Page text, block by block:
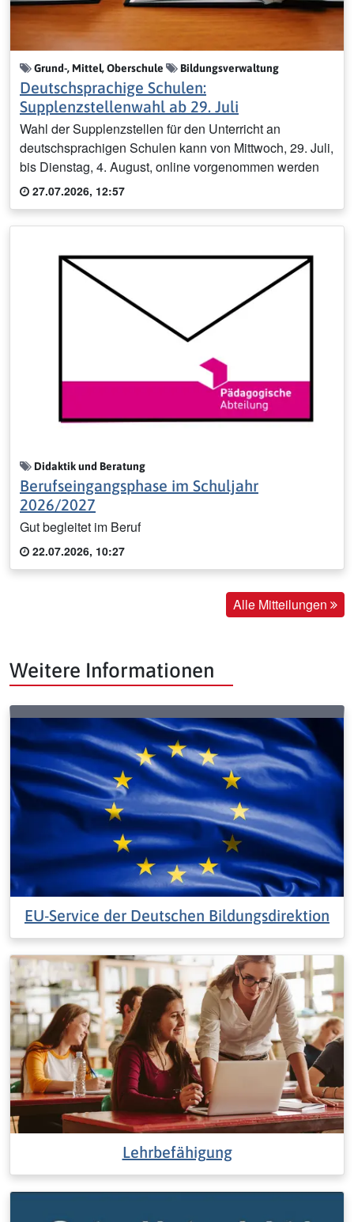
Grund-, Mittel, Oberschule Bildungsverwaltung
Deutschsprachige Schulen:
Supplenzstellenwahl ab 29. Juli
Wahl der Supplenzstellen für den Unterricht an
deutschsprachigen Schulen kann von Mittwoch, 29. Juli,
bis Dienstag, 4. August, online vorgenommen werden
27.07.2026, 12:57
Didaktik und Beratung
Berufseingangsphase im Schuljahr
2026/2027
Gut begleitet im Beruf
22.07.2026, 10:27
Alle Mitteilungen
Weitere Informationen
EU-Service der Deutschen Bildungsdirektion
Lehrbefähigung